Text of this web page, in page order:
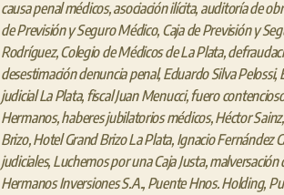
causa penal médicos,asociación ilícita, auditoría de
de Previsión y Seguro Médico, Caja de Previsión y
Rodríguez,Colegio de Médicos de La Plata,
desestimación denuncia penal,Eduardo Silva Pelossi,
judicial La Plata, fiscal Juan Menucci,fuero
Hermanos,haberes jubilatorios médicos,Héctor Sainz,
Brizo,Hotel Grand Brizo La Plata, Ignacio Fernández
judiciales, Luchemos por una Caja Justa,malversación
Hermanos Inversiones S.A., Puente Hnos. Holding,